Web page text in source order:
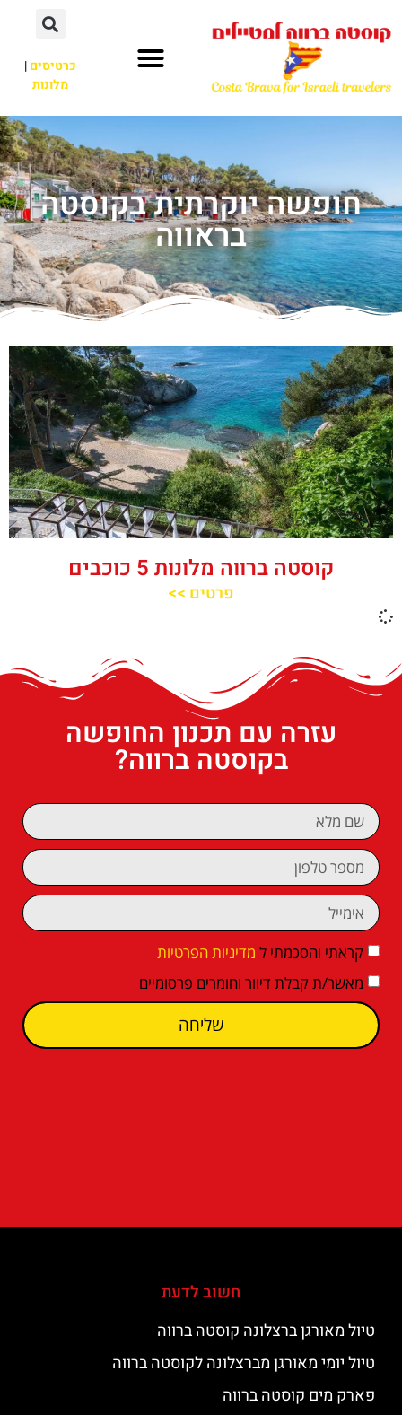
כרטיסים|
מלונות
חופשה יוקרתית בקוסטה
בראווה
קוסטה ברווה מלונות 5 כוכבים
פרטים >>
עזרה עם תכנון החופשה
בקוסטה ברווה?
קראתי והסכמתי ל מדיניות הפרטיות
מאשר/ת קבלת דיוור וחומרים פרסומיים
שליחה
חשוב לדעת
טיול מאורגן ברצלונה קוסטה ברווה
טיול יומי מאורגן מברצלונה לקוסטה ברווה
פארק מים קוסטה ברווה